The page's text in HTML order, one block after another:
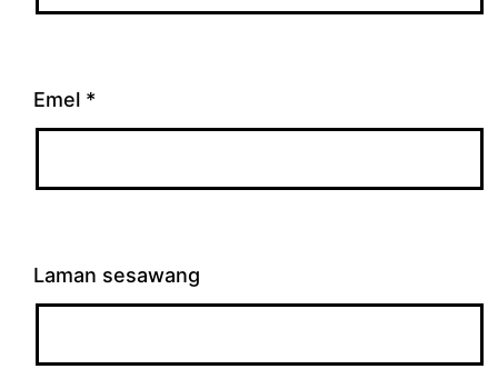
Emel *
Laman sesawang